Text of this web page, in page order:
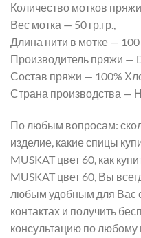
Количество мотков
Вес мотка — 50 гр.гр.,
Длина нити в мотке —
Производитель пряжи —
Состав пряжи — 100%
Страна производства —
По любым вопросам:
изделие, какие спицы
MUSKAT цвет 60, как
MUSKAT цвет 60, Вы
любым удобным для Вас
контактах и получить
консультацию по